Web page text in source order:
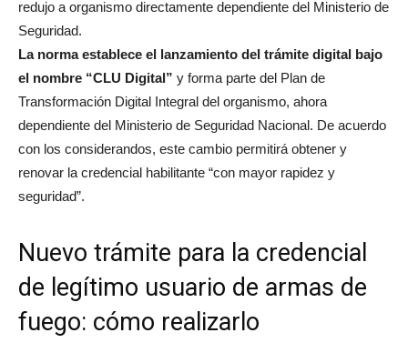
redujo a organismo directamente dependiente del Ministerio de
Seguridad.
La norma establece el lanzamiento del trámite digital bajo
el nombre “CLU Digital” y forma parte del Plan de
Transformación Digital Integral del organismo, ahora
dependiente del Ministerio de Seguridad Nacional. De acuerdo
con los considerandos, este cambio permitirá obtener y
renovar la credencial habilitante “con mayor rapidez y
seguridad”.
Nuevo trámite para la credencial
de legítimo usuario de armas de
fuego: cómo realizarlo